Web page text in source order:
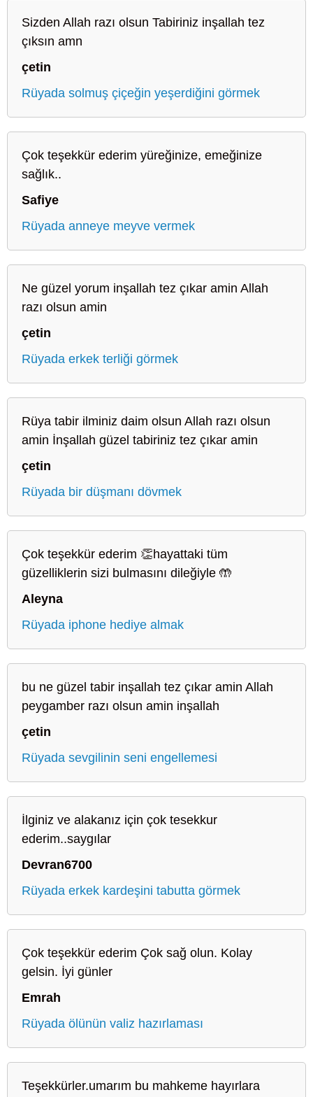
Sizden Allah razı olsun Tabiriniz inşallah tez
çıksın amn
çetin
Rüyada solmuş çiçeğin yeşerdiğini görmek
Çok teşekkür ederim yüreğinize, emeğinize
sağlık..
Safiye
Rüyada anneye meyve vermek
Ne güzel yorum inşallah tez çıkar amin Allah
razı olsun amin
çetin
Rüyada erkek terliği görmek
Rüya tabir ilminiz daim olsun Allah razı olsun
amin İnşallah güzel tabiriniz tez çıkar amin
çetin
Rüyada bir düşmanı dövmek
Çok teşekkür ederim 👏hayattaki tüm
güzelliklerin sizi bulmasını dileğiyle 🤲
Aleyna
Rüyada iphone hediye almak
bu ne güzel tabir inşallah tez çıkar amin Allah
peygamber razı olsun amin inşallah
çetin
Rüyada sevgilinin seni engellemesi
İlginiz ve alakanız için çok tesekkur
ederim..saygılar
Devran6700
Rüyada erkek kardeşini tabutta görmek
Çok teşekkür ederim Çok sağ olun. Kolay
gelsin. İyi günler
Emrah
Rüyada ölünün valiz hazırlaması
Teşekkürler.umarım bu mahkeme hayırlara